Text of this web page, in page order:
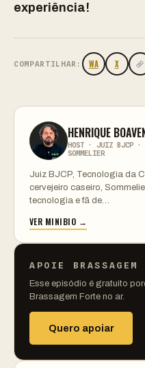
experiência!
COMPARTILHAR: WA X
HENRIQUE
HOST · JUIZ BJCP ·
SOMMELIER
Juiz BJCP, Tecnologia da
cervejeiro caseiro,
tecnologia e fã de…
VER MINIBIO →
APOIE BRASSAGEM
Esse episódio é gratuito
Brassagem Forte no ar.
Quero apoiar